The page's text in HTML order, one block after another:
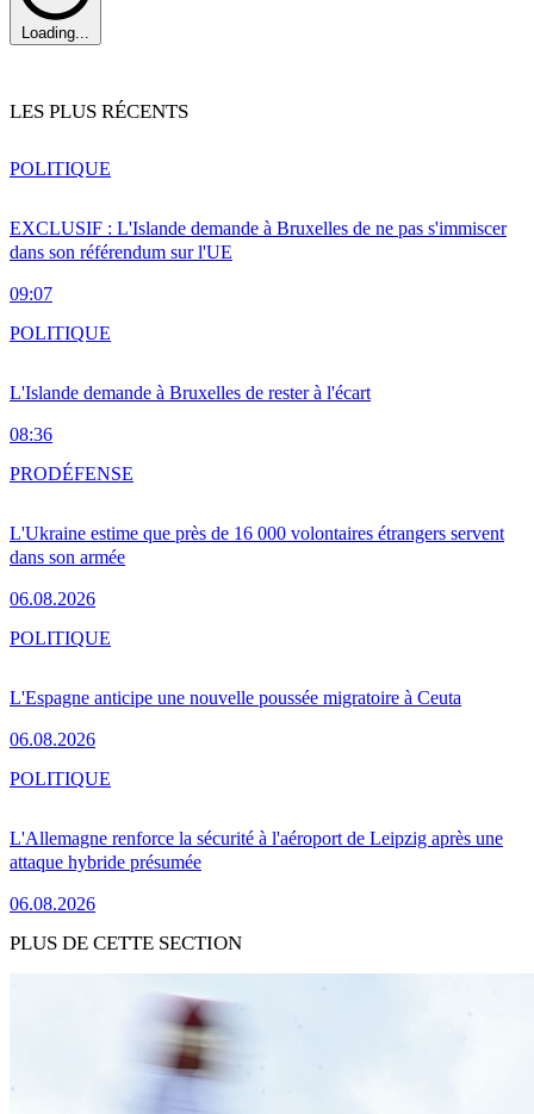
Loading...
LES PLUS RÉCENTS
EXCLUSIF : L'Islande demande à Bruxelles de ne pas s'immiscer
dans son référendum sur l'UE
09:07
POLITIQUE
L'Islande demande à Bruxelles de rester à l'écart
08:36
POLITIQUE
L'Ukraine estime que près de 16 000 volontaires étrangers servent
dans son armée
06.08.2026
PRODÉFENSE
L'Espagne anticipe une nouvelle poussée migratoire à Ceuta
06.08.2026
POLITIQUE
L'Allemagne renforce la sécurité à l'aéroport de Leipzig après une
attaque hybride présumée
06.08.2026
POLITIQUE
PLUS DE CETTE SECTION